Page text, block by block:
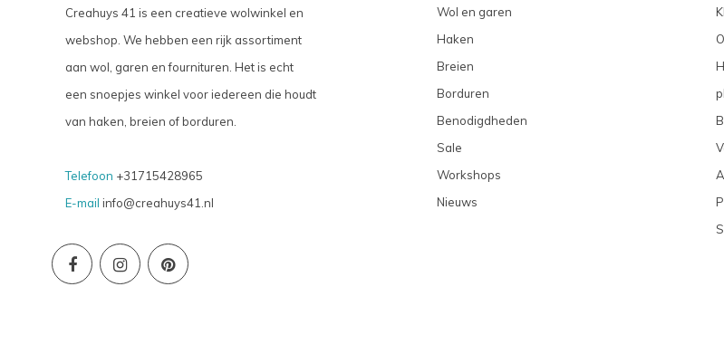
Creahuys 41 is een creatieve wolwinkel en
webshop. We hebben een rijk assortiment
aan wol, garen en fournituren. Het is echt
een snoepjes winkel voor iedereen die houdt
van haken, breien of borduren.
Telefoon +31715428965
E-mail info@creahuys41.nl
Wol en garen
Haken
Breien
Borduren
Benodigdheden
Sale
Workshops
Nieuws